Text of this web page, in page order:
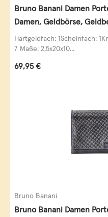
Bruno Banani Damen
Damen, Geldbörse,
Leder
Hartgeldfach: 1Scheinfach:
7 Maße: 2,5x20x10...
Regulärer Preis:
69,95 €
Bruno Banani
Bruno Banani Damen